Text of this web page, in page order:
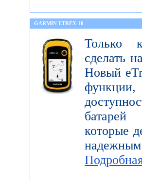
GARMIN ETREX 10
Только
сделать
Новый
которые